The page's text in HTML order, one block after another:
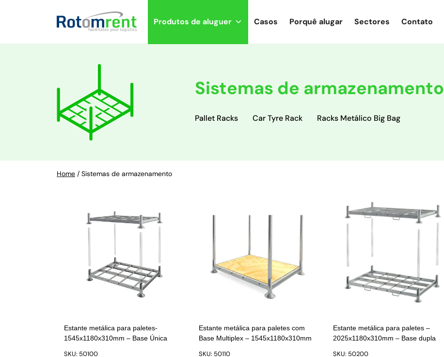
Produtos de aluguer Casos Porquê alugar Sectores Contato
Sistemas de armazenamento
Pallet Racks Car Tyre Rack Racks Metálico Big Bag
Home / Sistemas de armazenamento
Estante metálica para paletes-
1545x1180x310mm – Base Única
SKU: 50100
Estante metálica para paletes com
Base Multiplex – 1545x1180x310mm
SKU: 50110
Estante metálica para paletes –
2025x1180x310mm – Base dupla
SKU: 50200